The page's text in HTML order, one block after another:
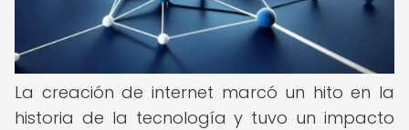
La creación de internet marcó un hito en la
historia de la tecnología y tuvo un impacto